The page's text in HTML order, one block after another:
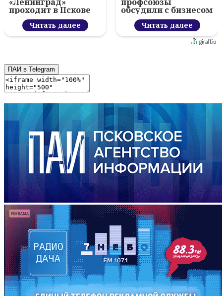
«Ленинград»
проходит в Пскове
Читать далее
профсоюзы
обсудили с бизнесом
новый цифровой
проектЧитать далее
ПАИ в Telegram